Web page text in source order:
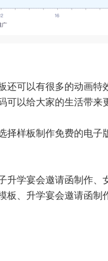
可以有很多的动画
以给大家的生活带来
样板制作免费的电
学宴会邀请函制作
、升学宴会邀请函制